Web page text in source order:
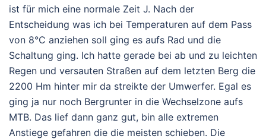
ist für mich eine normale Zeit J. Nach der
Entscheidung was ich bei Temperaturen auf dem Pass
von 8°C anziehen soll ging es aufs Rad und die
Schaltung ging. Ich hatte gerade bei ab und zu leichten
Regen und versauten Straßen auf dem letzten Berg die
2200 Hm hinter mir da streikte der Umwerfer. Egal es
ging ja nur noch Bergrunter in die Wechselzone aufs
MTB. Das lief dann ganz gut, bin alle extremen
Anstiege gefahren die die meisten schieben. Die